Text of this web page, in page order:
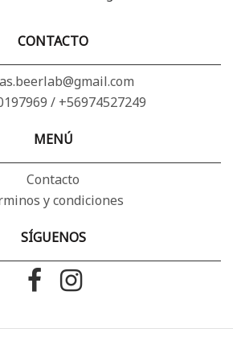
CONTACTO
/ +56974527249
MENÚ
Contacto
y condiciones
SÍGUENOS